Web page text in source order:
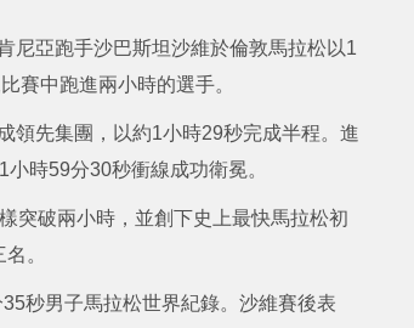
尼亞跑手沙巴斯坦沙維於倫敦馬拉松以1
賽中跑進兩小時的選手。
領先集團，以約1小時29秒完成半程。進
時59分30秒衝線成功衛冕。
突破兩小時，並創下史上最快馬拉松初
。
秒男子馬拉松世界紀錄。沙維賽後表